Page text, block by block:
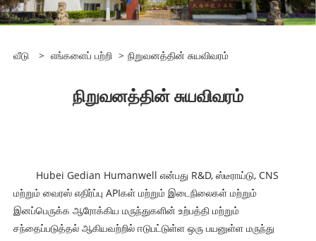
வீடு > எங்களைப் பற்றி > நிறுவனத்தின் சுயவிவரம்
நிறுவனத்தின் சுயவிவரம்
Hubei Gedian Humanwell என்பது R&D, ஸ்டீராய்டு, CNS
மற்றும் வைரஸ் எதிர்ப்பு APIகள் மற்றும் இடைநிலைகள் மற்றும்
இனப்பெருக்க ஆரோக்கிய மருந்துகளின் உற்பத்தி மற்றும்
சந்தைப்படுத்தல் ஆகியவற்றில் ஈடுபட்டுள்ள ஒரு பயனுள்ள மருந்து